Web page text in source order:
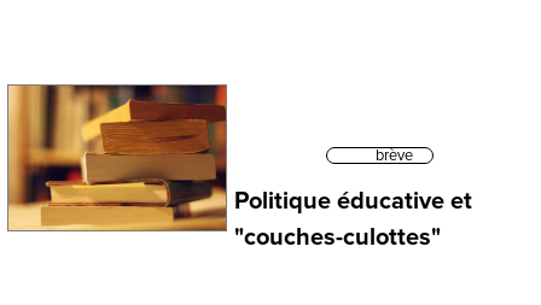
brève
Politique éducative et
"couches-culottes"